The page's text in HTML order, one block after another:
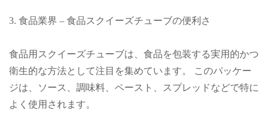
3. 食品業界 – 食品スクイーズチューブの便利さ
食品用スクイーズチューブは、食品を包装する実用的かつ
衛生的な方法として注目を集めています。 このパッケー
ジは、ソース、調味料、ペースト、スプレッドなどで特に
よく使用されます。